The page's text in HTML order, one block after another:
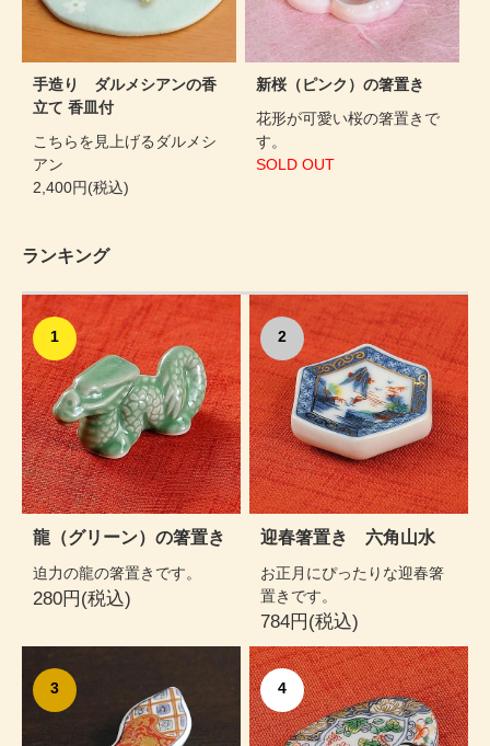
手造り ダルメシアンの香
立て 香皿付
こちらを見上げるダルメシ
アン
2,400円(税込)
新桜（ピンク）の箸置き
花形が可愛い桜の箸置きで
す。
SOLD OUT
ランキング
1
龍（グリーン）の箸置き
迫力の龍の箸置きです。
280円(税込)
2
迎春箸置き 六角山水
お正月にぴったりな迎春箸
置きです。
784円(税込)
3 4